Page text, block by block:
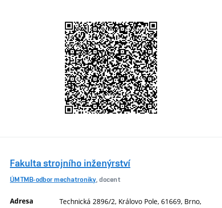
Fakulta strojního inženýrství
ÚMTMB-odbor mechatroniky, docent
Adresa
Technická 2896/2, Královo Pole, 61669, Brno,